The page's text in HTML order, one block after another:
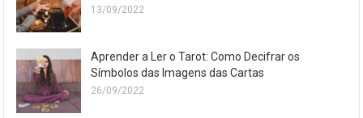
13/09/2022
Aprender a Ler o Tarot: Como Decifrar os
Símbolos das Imagens das Cartas
26/09/2022